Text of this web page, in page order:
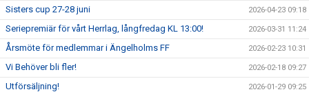
Sisters cup 27-28 juni 2026-04-23 09:18
Seriepremiär för vårt Herrlag, långfredag KL 13:00! 2026-03-31 11:24
Årsmöte för medlemmar i Ängelholms FF 2026-02-23 10:31
Vi Behöver bli fler! 2026-02-18 09:27
Utförsäljning! 2026-01-29 09:25